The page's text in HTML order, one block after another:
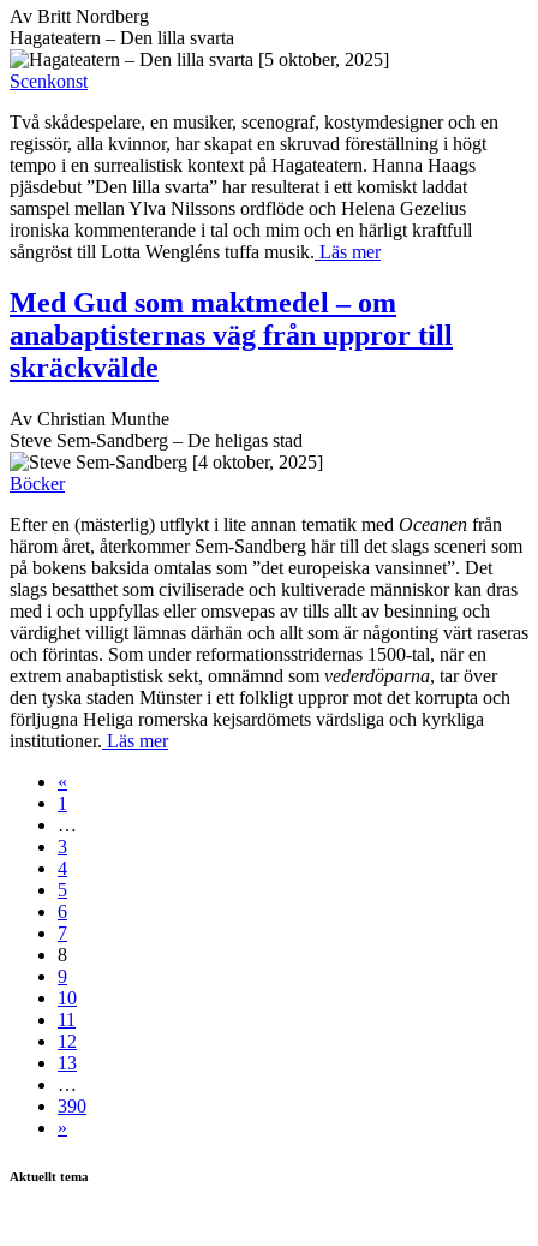
Av Britt Nordberg
Hagateatern – Den lilla svarta
[5 oktober, 2025]
Scenkonst
Två skådespelare, en musiker, scenograf, kostymdesigner och en
regissör, alla kvinnor, har skapat en skruvad föreställning i högt
tempo i en surrealistisk kontext på Hagateatern. Hanna Haags
pjäsdebut ”Den lilla svarta” har resulterat i ett komiskt laddat
samspel mellan Ylva Nilssons ordflöde och Helena Gezelius
ironiska kommenterande i tal och mim och en härligt kraftfull
sångröst till Lotta Wengléns tuffa musik. Läs mer
Med Gud som maktmedel – om
anabaptisternas väg från uppror till
skräckvälde
Av Christian Munthe
Steve Sem-Sandberg – De heligas stad
[4 oktober, 2025]
Böcker
Efter en (mästerlig) utflykt i lite annan tematik med Oceanen från
härom året, återkommer Sem-Sandberg här till det slags sceneri som
på bokens baksida omtalas som ”det europeiska vansinnet”. Det
slags besatthet som civiliserade och kultiverade människor kan dras
med i och uppfyllas eller omsvepas av tills allt av besinning och
värdighet villigt lämnas därhän och allt som är någonting värt raseras
och förintas. Som under reformationsstridernas 1500-tal, när en
extrem anabaptistisk sekt, omnämnd som vederdöparna, tar över
den tyska staden Münster i ett folkligt uppror mot det korrupta och
förljugna Heliga romerska kejsardömets värdsliga och kyrkliga
institutioner. Läs mer
«
1
…
3
4
5
6
7
8
9
10
11
12
13
…
390
»
Aktuellt tema